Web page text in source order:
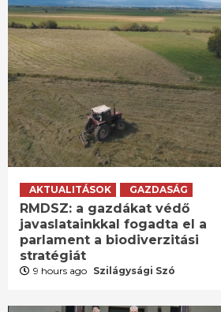
AKTUALITÁSOK GAZDASÁG
RMDSZ: a gazdákat védő
javaslatainkkal fogadta el a
parlament a biodiverzitási
stratégiát
9 hours ago Szilágysági Szó